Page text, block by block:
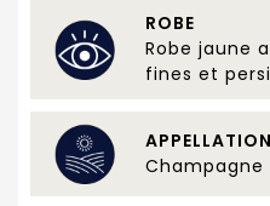
ROBE
Robe jaune
fines et
APPELLATION
Champagne